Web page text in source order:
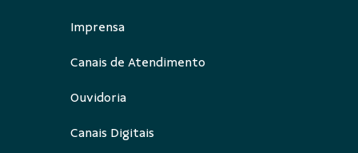
Imprensa
Canais de Atendimento
Ouvidoria
Canais Digitais